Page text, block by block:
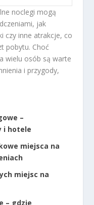
noclegi mogą
jak
czy inne atrakcje, co
pobytu. Choć
wielu osób są warte
i przygody,
–
i hotele
miejsca na
miejsc na
– gdzie